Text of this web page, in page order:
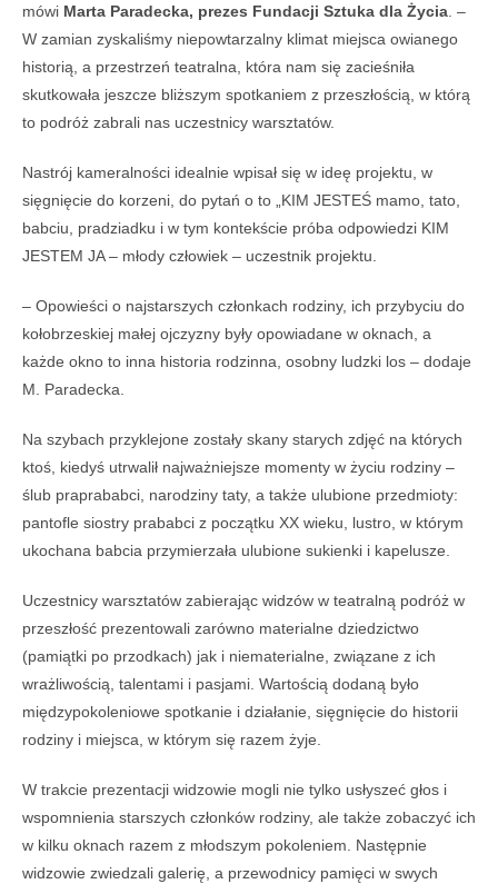
mówi Marta Paradecka, prezes Fundacji Sztuka dla Życia . –
W zamian zyskaliśmy niepowtarzalny klimat miejsca owianego
historią , a przestrzeń teatralna, która nam się zacieśniła
skutkowała jeszcze bliższym spotkaniem z przeszłością , w którą
to podróż zabrali nas uczestnicy warsztatów.
Nastrój kameralności idealnie wpisał się w ideę projektu, w
sięgnięcie do korzeni, do pytań o to KIM JESTEŚ mamo, tato,
babciu, pradziadku i w tym kontekście próba odpowiedzi KIM
JESTEM JA– młody człowiek – uczestnik projektu.
– Opowieści o najstarszych członkach rodziny, ich przybyciu do
kołobrzeskiej małej ojczyzny były opowiadane w oknach , a
każde okno to inna historia rodzinna, osobny ludzki los – dodaje
M. Paradecka.
Na szybach przyklejone zostały skany starych zdjęć na których
ktoś, kiedyś utrwalił najważniejsze momenty w życiu rodziny –
ślub praprababci, narodziny taty, a także ulubione przedmioty:
pantofle siostry prababci z początku XX wieku, lustro, w którym
ukochana babcia przymierzała ulubione sukienki i kapelusze.
Uczestnicy warsztatów zabierając widzów w teatralną podróż w
przeszłość prezentowali zarówno materialne dziedzictwo
(pamiątki po przodkach) jak i niematerialne, związane z ich
wrażliwością , talentami i pasjami. Wartością dodaną było
międzypokoleniowe spotkanie i działanie, sięgnięcie do historii
rodziny i miejsca, w którym się razem żyje.
W trakcie prezentacji widzowie mogli nie tylko usłyszeć głos i
wspomnienia starszych członków rodziny, ale także zobaczyć ich
w kilku oknach razem z młodszym pokoleniem. Następnie
widzowie zwiedzali galerię , a przewodnicy pamięci w swych